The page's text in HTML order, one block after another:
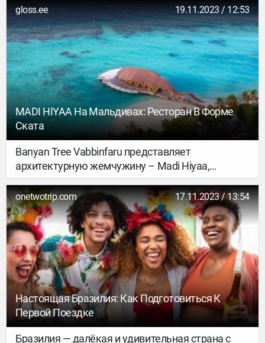
сказку. Давайте узнаем, куда же стоит держать
свой путь в последнем месяце в году?
gloss.ee 19.11.2023 / 12:53
MADI HIYAA На Мальдивах: Ресторан В Форме
Ската
Banyan Tree Vabbinfaru представляет
архитектурную жемчужину – Madi Hiyaa,
ресторан-бар на воде с уникальным пейзажным
бассейном с морской водой, чарующими
закатами и аутентичными блюдами японской
кухни с мальдивским колоритом.
onetwotrip.com 17.11.2023 / 13:54
Настоящая Бразилия: Как Подготовиться К
Первой Поездке
Бразилия — далëкая и удивительная страна c